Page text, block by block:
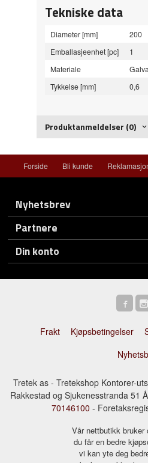
Tekniske data
Diameter [mm]
200
Emballasjeenhet [pc]
1
Materiale
Tykkelse [mm]
0,6
Produktanmeldelser (0)
Forside Bli kunde
Nyhetsbrev
Partnere
Din konto
Frakt Kjøpsbetingelser
Tretek as - Tretekshop Kontorer-
Rakkestad og Sjukenesstranda 51
70146100 -
Vår nettbutikk
du får en bedre
vi kan yte deg